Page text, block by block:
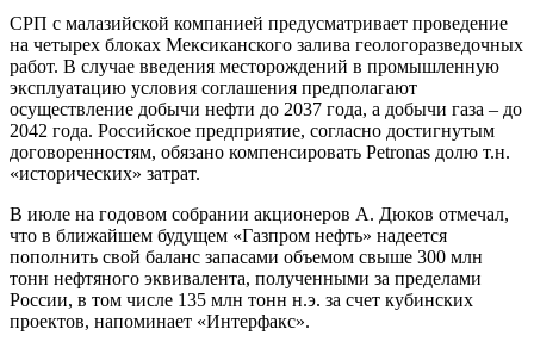
СРП с малазийской компанией предусматривает проведение
на четырех блоках Мексиканского залива геологоразведочных
работ. В случае введения месторождений в промышленную
эксплуатацию условия соглашения предполагают
осуществление добычи нефти до 2037 года, а добычи газа – до
2042 года. Российское предприятие, согласно достигнутым
договоренностям, обязано компенсировать Petronas долю т.н.
«исторических» затрат.
В июле на годовом собрании акционеров А. Дюков отмечал,
что в ближайшем будущем «Газпром нефть» надеется
пополнить свой баланс запасами объемом свыше 300 млн
тонн нефтяного эквивалента, полученными за пределами
России, в том числе 135 млн тонн н.э. за счет кубинских
проектов, напоминает «Интерфакс».